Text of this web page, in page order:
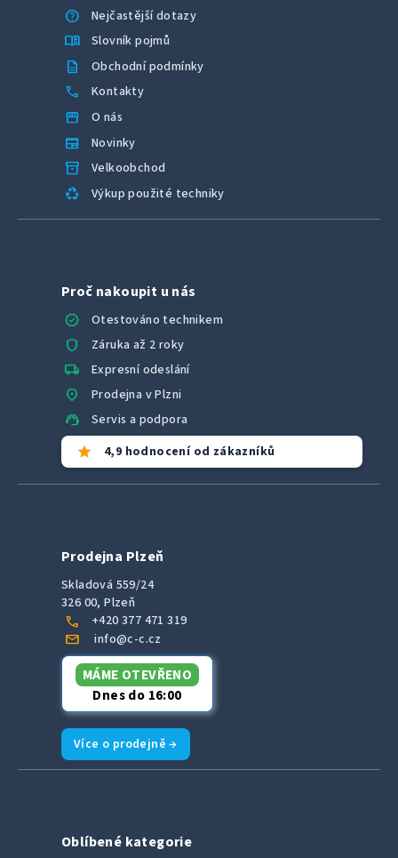
help
Nejčastější dotazy
menu_book Slovník pojmů
description Obchodní podmínky
call Kontakty
storefront O nás
newspaper Novinky
inventory_2 Velkoobchod
recycling Výkup použité techniky
Proč nakoupit u nás
verified
Otestováno technikem
shield Záruka až 2 roky
local_shipping Expresní odeslání
location_on Prodejna v Plzni
support_agent Servis a podpora
star 4,9 hodnocení od zákazníků
Prodejna Plzeň
Skladová 559/24
326 00, Plzeň
call +420 377 471 319
mail info@c-c.cz
MÁME OTEVŘENO
Dnes do 16:00
Více o prodejně →
Oblíbené kategorie